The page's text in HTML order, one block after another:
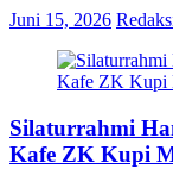
Juni 15, 2026
Silaturrahmi
Kafe ZK Kupi